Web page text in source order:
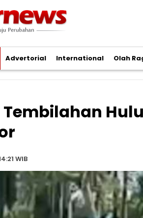
Advertorial International Olah
Tembilahan
WIB